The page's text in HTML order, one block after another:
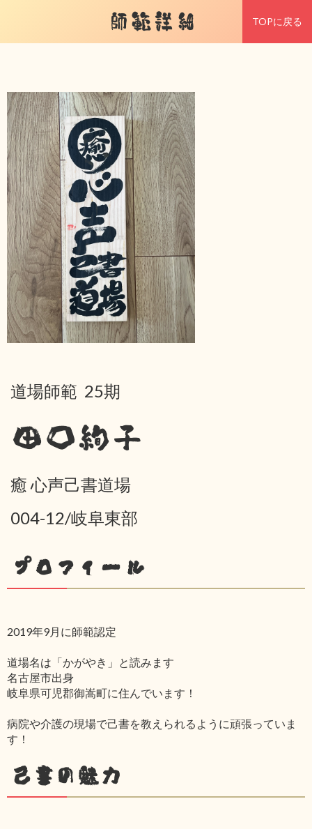
師範詳細 TOPに戻る
道場師範 25期
田口絢子
癒 心声己書道場
004-12/岐阜東部
プロフィール
2019年9月に師範認定
道場名は「かがやき」と読みます
名古屋市出身
岐阜県可児郡御嵩町に住んでいます！
病院や介護の現場で己書を教えられるように頑張っていま
す！
己書の魅力